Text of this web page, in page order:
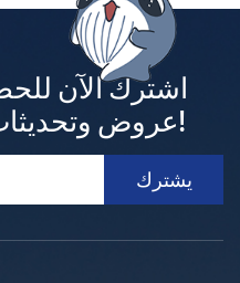
اشترك الآن
عروض وتحديثات حصرية!